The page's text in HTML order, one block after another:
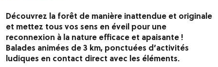
Découvrez la forêt de manière inattendue et originale
et mettez tous vos sens en éveil pour une
reconnexion à la nature efficace et apaisante !
Balades animées de 3 km, ponctuées d’activités
ludiques en contact direct avec les éléments.